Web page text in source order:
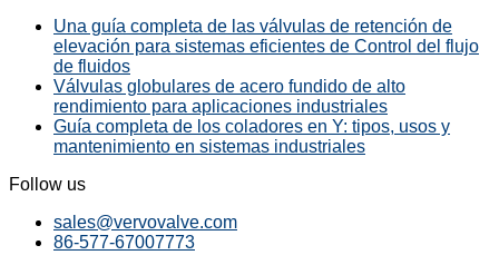
Una guía completa de las válvulas de retención de
elevación para sistemas eficientes de Control del flujo
de fluidos
Válvulas globulares de acero fundido de alto
rendimiento para aplicaciones industriales
Guía completa de los coladores en Y: tipos, usos y
mantenimiento en sistemas industriales
Follow us
sales@vervovalve.com
86-577-67007773